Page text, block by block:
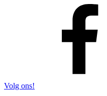
Volg ons!